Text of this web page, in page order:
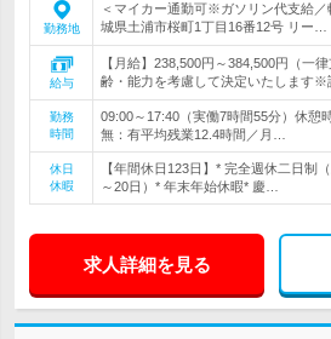
勤務地
＜マイカー通勤可※ガソリン代支給
城県土浦市桜町1丁目16番12号 リー…
給与
【月給】238,500円～384,500円（一
齢・能力を考慮して決定いたします※
勤務
時間
09:00～17:40（実働7時間55分）休憩
無：有平均残業12.4時間／月…
休日
休暇
【年間休日123日】* 完全週休二日制
～20日）* 年末年始休暇* 慶…
求人詳細を見る